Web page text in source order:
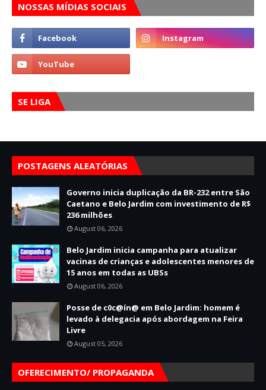
NOSSAS MÍDIAS SOCIAIS
SE LIGA
POSTAGENS ALEATÓRIAS
Governo inicia duplicação da BR-232 entre São
Caetano e Belo Jardim com investimento de R$
236 milhões
August 06, 2026
Belo Jardim inicia campanha para atualizar
vacinas de crianças e adolescentes menores de
15 anos em todas as UBSs
August 06, 2026
Posse de c0c@ín@ em Belo Jardim: homem é
levado à delegacia após abordagem na Feira
Livre
August 05, 2026
OFERECIMENTO/ PROPAGANDA